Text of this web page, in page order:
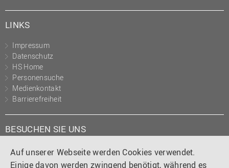
Auf unserer Webseite werden Cookies verwendet.
Einige davon werden zwingend benötigt, während es
LINKS
Impressum
Datenschutz
HS Home
Personensuche
Medienkontakt
Barrierefreiheit
BESUCHEN SIE UNS
Instagram
TiktokLinkedIn
YouTube
Facebook